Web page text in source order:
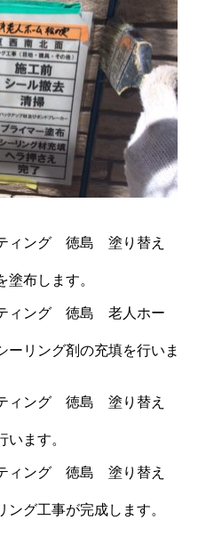
布します。
ーリング剤の充填を行いま
います。
グ工事が完成します。